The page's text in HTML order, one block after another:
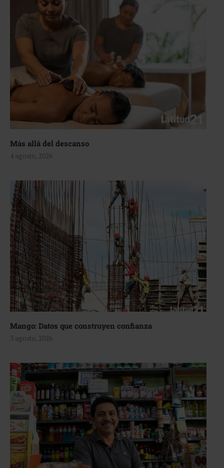
Más allá del descanso
4 agosto, 2026
Mango: Datos que construyen confianza
3 agosto, 2026